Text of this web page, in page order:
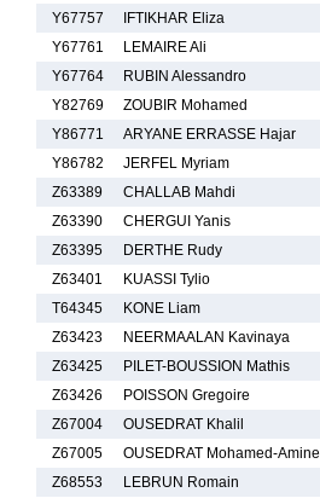
Y67757
IFTIKHAR Eliza
Y67761
LEMAIRE Ali
Y67764
RUBIN Alessandro
Y82769
ZOUBIR Mohamed
Y86771
ARYANE ERRASSE Hajar
Y86782
JERFEL Myriam
Z63389
CHALLAB Mahdi
Z63390
CHERGUI Yanis
Z63395
DERTHE Rudy
Z63401
KUASSI Tylio
T64345
KONE Liam
Z63423
NEERMAALAN Kavinaya
Z63425
PILET-BOUSSION Mathis
Z63426
POISSON Gregoire
Z67004
OUSEDRAT Khalil
Z67005
OUSEDRAT Mohamed-Amine
Z68553
LEBRUN Romain